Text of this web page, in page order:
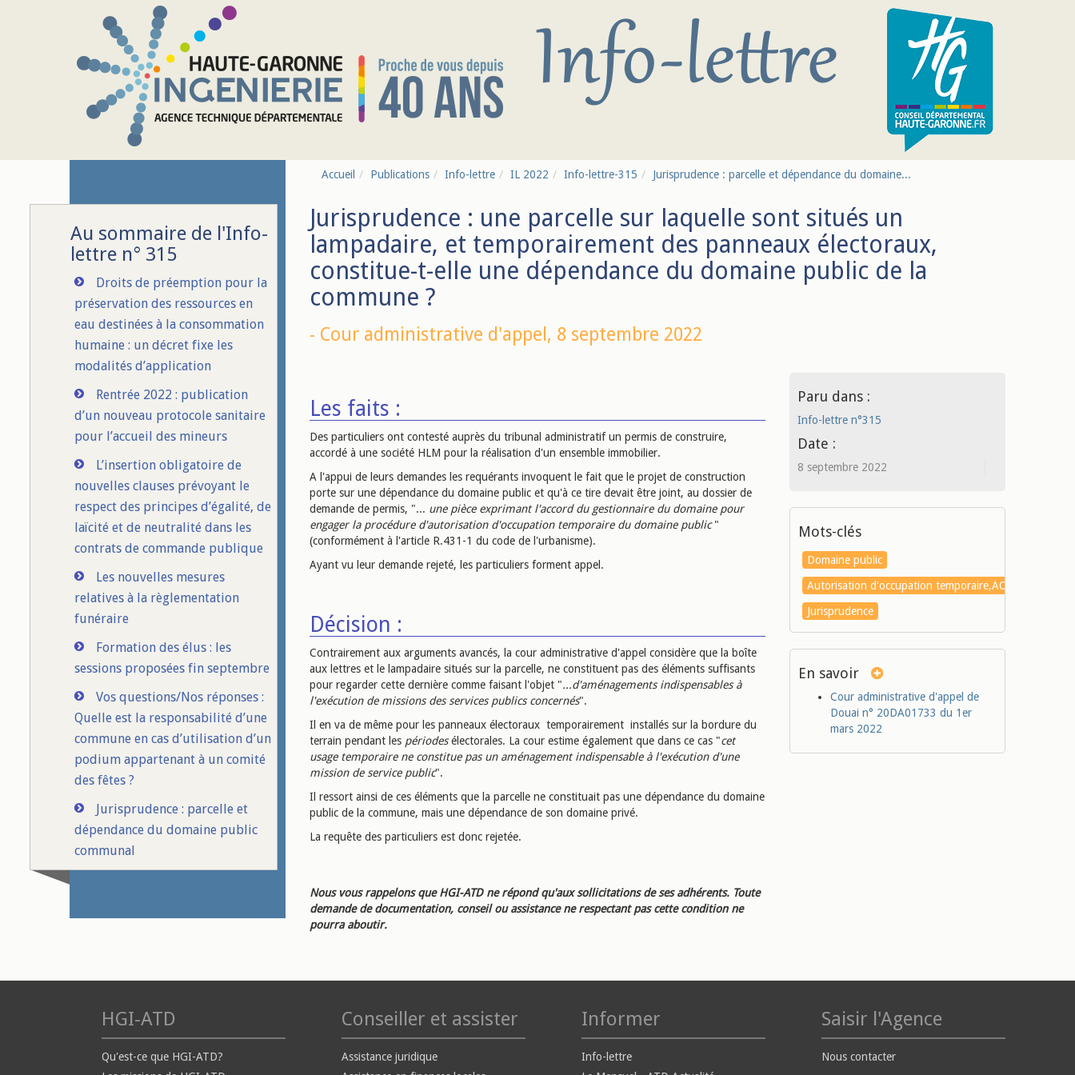
Au sommaire de l'Info-
lettre n° 315
Droits de préemption pour la
préservation des ressources en
eau destinées à la consommation
humaine : un décret fixe les
modalités d’application
Rentrée 2022 : publication
d’un nouveau protocole sanitaire
pour l’accueil des mineurs
L’insertion obligatoire de
nouvelles clauses prévoyant le
respect des principes d’égalité, de
laïcité et de neutralité dans les
contrats de commande publique
Les nouvelles mesures
relatives à la règlementation
funéraire
Formation des élus : les
sessions proposées fin septembre
Vos questions/Nos réponses :
Quelle est la responsabilité d’une
commune en cas d’utilisation d’un
podium appartenant à un comité
des fêtes ?
Jurisprudence : parcelle et
dépendance du domaine public
communal
Accueil Publications Info-lettre IL 2022 Info-lettre-315 Jurisprudence : parcelle et dépendance du domaine...
Jurisprudence : une parcelle sur laquelle sont situés un
lampadaire, et temporairement des panneaux électoraux,
constitue-t-elle une dépendance du domaine public de la
commune ?
- Cour administrative d'appel, 8 septembre 2022
Les faits :
Des particuliers ont contesté auprès du tribunal administratif un permis de construire,
accordé à une société HLM pour la réalisation d'un ensemble immobilier.
A l'appui de leurs demandes les requérants invoquent le fait que le projet de construction
porte sur une dépendance du domaine public et qu'à ce tire devait être joint, au dossier de
demande de permis, "... une pièce exprimant l'accord du gestionnaire du domaine pour
engager la procédure d'autorisation d'occupation temporaire du domaine public"
(conformément à l'article R.431-1 du code de l'urbanisme).
Ayant vu leur demande rejeté, les particuliers forment appel.
Décision :
Contrairement aux arguments avancés, la cour administrative d'appel considère que la boîte
aux lettres et le lampadaire situés sur la parcelle, ne constituent pas des éléments suffisants
pour regarder cette dernière comme faisant l'objet "...d'aménagements indispensables à
l'exécution de missions des services publics concernés".
Il en va de même pour les panneaux électoraux temporairement installés sur la bordure du
terrain pendant les périodesélectorales. La cour estime également que dans ce cas "cet
usage temporaire ne constitue pas un aménagement indispensable à l'exécution d'une
mission de service public".
Il ressort ainsi de ces éléments que la parcelle ne constituait pas une dépendance du domaine
public de la commune, mais une dépendance de son domaine privé.
La requête des particuliers est donc rejetée.
Nous vous rappelons que HGI-ATD ne répond qu'aux sollicitations de ses adhérents. Toute
demande de documentation, conseil ou assistance ne respectant pas cette condition ne
pourra aboutir.
Paru dans :
Info-lettre n°315
Date :
8 septembre 2022
Mots-clés
Domaine public
Autorisation d'occupation temporaire,AOT
Jurisprudence
En savoir
Cour administrative d'appel de
Douai n° 20DA01733 du 1er
mars 2022
HGI-ATD
Qu'est-ce que HGI-ATD?
Conseiller et assister
Assistance juridique
Informer
Info-lettre
Saisir l'Agence
Nous contacter